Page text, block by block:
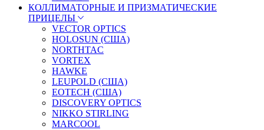
КОЛЛИМАТОРНЫЕ И ПРИЗМАТИЧЕСКИЕ
ПРИЦЕЛЫ
VECTOR OPTICS
HOLOSUN (США)
NORTHTAC
VORTEX
HAWKE
LEUPOLD (США)
EOTECH (США)
DISCOVERY OPTICS
NIKKO STIRLING
MARCOOL